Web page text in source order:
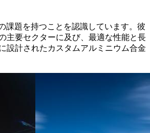
課題を持つことを認識しています。彼
主要セクターに及び、最適な性能と長
設計されたカスタムアルミニウム合金